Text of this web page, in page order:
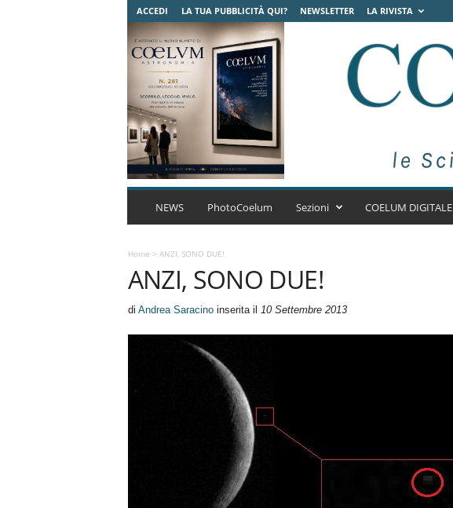
ACCEDI LA TUA PUBBLICITÀ QUI? NEWSLETTER LA RIVISTA
C
m
A
r
a
NEWS PhotoCoelum Sezioni COELUM DIGITALE
Home > ANZI, SONO DUE!
ANZI, SONO DUE!
di Andrea Saracinoinserita il 10 Settembre 2013